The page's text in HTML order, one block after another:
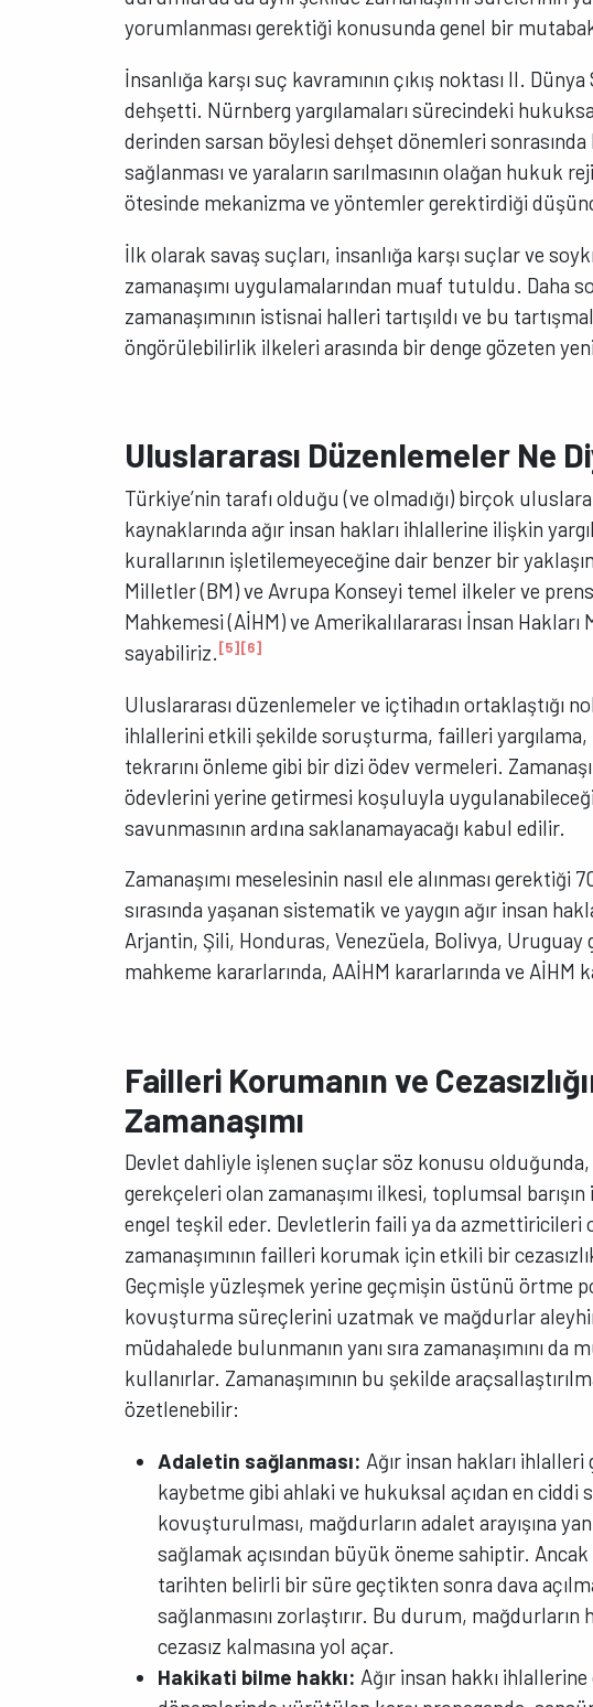
yorumlanması gerektiği konusunda genel bir
İnsanlığa karşı suç kavramının çıkış noktası II. Dünya
dehşetti. Nürnberg yargılamaları sürecindeki
derinden sarsan böylesi dehşet dönemleri
sağlanması ve yaraların sarılmasının olağan hukuk
ötesinde mekanizma ve yöntemler gerektirdiği
İlk olarak savaş suçları, insanlığa karşı suçlar ve
zamanaşımı uygulamalarından muaf tutuldu. Daha
zamanaşımının istisnai halleri tartışıldı ve bu
öngörülebilirlik ilkeleri arasında bir denge gözeten
Uluslararası Düzenlemeler Ne
Türkiye’nin tarafı olduğu (ve olmadığı) birçok
kaynaklarında ağır insan hakları ihlallerine ilişkin
kurallarının işletilemeyeceğine dair benzer bir
Milletler (BM) ve Avrupa Konseyi temel ilkeler ve
Mahkemesi (AİHM) ve Amerikalılararası İnsan Hakları
sayabiliriz.[5][6]
Uluslararası düzenlemeler ve içtihadın ortaklaştığı
ihlallerini etkili şekilde soruşturma, failleri
tekrarını önleme gibi bir dizi ödev vermeleri.
ödevlerini yerine getirmesi koşuluyla
savunmasının ardına saklanamayacağı kabul edilir.
Zamanaşımı meselesinin nasıl ele alınması gerektiği
sırasında yaşanan sistematik ve yaygın ağır insan
Arjantin, Şili, Honduras, Venezüela, Bolivya,
mahkeme kararlarında, AAİHM kararlarında ve AİHM
Failleri Korumanın ve
Zamanaşımı
Devlet dahliyle işlenen suçlar söz konusu
gerekçeleri olan zamanaşımı ilkesi, toplumsal
engel teşkil eder. Devletlerin faili ya da
zamanaşımının failleri korumak için etkili bir
Geçmişle yüzleşmek yerine geçmişin üstünü örtme
kovuşturma süreçlerini uzatmak ve mağdurlar
müdahalede bulunmanın yanı sıra zamanaşımını da
kullanırlar. Zamanaşımının bu şekilde
özetlenebilir:
Adaletin sağlanması: Ağır insan hakları
kaybetme gibi ahlaki ve hukuksal açıdan en ciddi
kovuşturulması, mağdurların adalet arayışına
sağlamak açısından büyük öneme sahiptir.
tarihten belirli bir süre geçtikten sonra dava
sağlanmasını zorlaştırır. Bu durum, mağdurların
cezasız kalmasına yol açar.
Hakikati bilme hakkı: Ağır insan hakkı